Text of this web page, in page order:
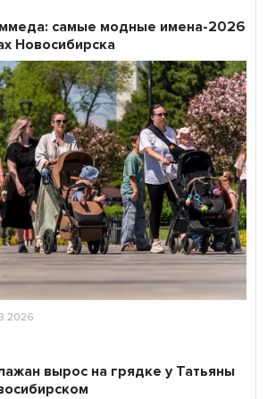
самые модные имена-2026
Новосибирска
вырос на грядке у Татьяны